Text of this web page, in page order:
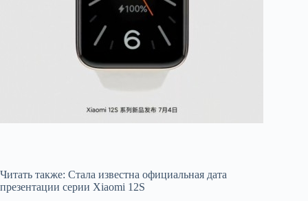
Читать также: Стала известна официальная дата
презентации серии Xiaomi 12S